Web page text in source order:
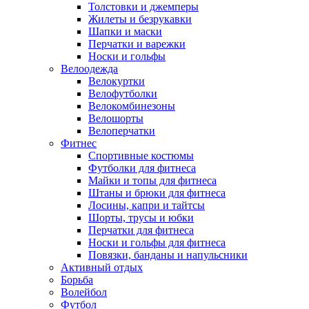
Толстовки и джемперы
Жилеты и безрукавки
Шапки и маски
Перчатки и варежки
Носки и гольфы
Велоодежда
Велокуртки
Велофутболки
Велокомбинезоны
Велошорты
Велоперчатки
Фитнес
Спортивные костюмы
Футболки для фитнеса
Майки и топы для фитнеса
Штаны и брюки для фитнеса
Лосины, капри и тайтсы
Шорты, трусы и юбки
Перчатки для фитнеса
Носки и гольфы для фитнеса
Повязки, банданы и напульсники
Активный отдых
Борьба
Волейбол
Футбол